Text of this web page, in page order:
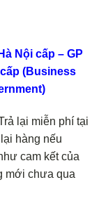
Nội cấp – GP
(Business
lại miễn phí tại
hàng nếu
cam kết của
mới chưa qua